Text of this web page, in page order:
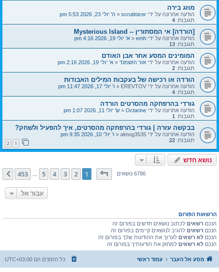
מוזג בירה
הודעה אחרונה על ידי scrutinizer
«ה' יולי 23, 2026 5:53 pm
תגובות: 4
[הורדה] אי המסתורין -- Mysterious Island
הודעה אחרונה על ידי emh
«א' יולי 19, 2026 4:16 pm
תגובות: 13
המומינים המסע אחר אבן האודם
הודעה אחרונה על ידי אור הושמנד«א' יולי 19, 2026 2:16 pm
תגובות: 2
הורדה או רכישה של בעקבות המילים האבודות
הודעה אחרונה על ידי EREVTOV
«ו' יולי 17, 2026 11:47 pm
תגובות: 4
גורדי בהרפתקה מהסרטים הורדה
הודעה אחרונה על ידי Octarine
«ש' יולי 11, 2026 1:07 pm
תגובות: 1
בבקשה עזרה | גורדי בהרפתקה מהסרטים, איך להפעיל ולשחק?
הודעה אחרונה על ידי almog3535
«ו' יולי 10, 2026 9:35 pm
תגובות: 22
2
נושא חדש
6786 נושאיםדף1מתוך 453
1
2
3
4
5
453 הבא
עבור אל
הרשאות הפורום
הנכם רשאיםלכתוב נושאים חדשים בפורום זה
הנכם רשאיםלהגיב לנושאים קיימים בפורום זה
הנכם לא רשאיםלערוך את ההודעות שלך בפורום זה
הנכם לא רשאיםלמחוק את הודעותיך בפורום זה
מסע אל העבר עמוד ראשי כל הזמנים הם UTC+03:00